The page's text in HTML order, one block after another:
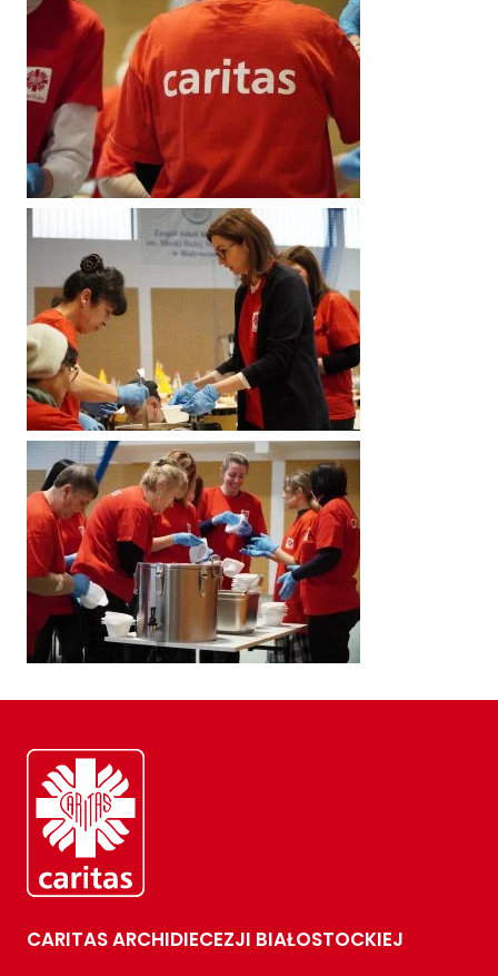
CARITAS ARCHIDIECEZJI BIAŁOSTOCKIEJ